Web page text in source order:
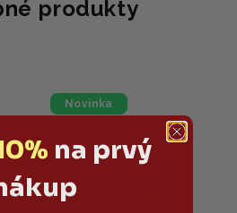
produkty
Novinka
na prvý